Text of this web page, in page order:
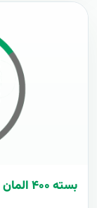
بسته ۴۰۰ المان ویدیویی شاپیکس موشن گرافیک